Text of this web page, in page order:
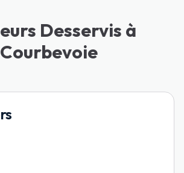
Desservis à
Courbevoie